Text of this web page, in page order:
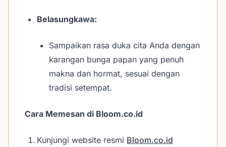
Belasungkawa:
Sampaikan rasa duka cita Anda dengan
karangan bunga papan yang penuh
makna dan hormat, sesuai dengan
tradisi setempat.
Cara Memesan di Bloom.co.id
Kunjungi website resmi Bloom.co.id